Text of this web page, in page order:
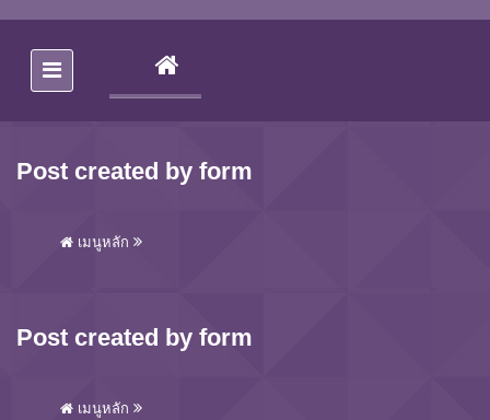
(CURRENT)
Post created by form
เมนูหลัก
Post created by form
เมนูหลัก